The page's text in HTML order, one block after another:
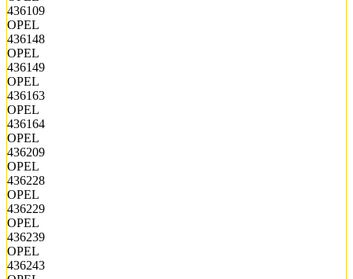
436109
OPEL
436148
OPEL
436149
OPEL
436163
OPEL
436164
OPEL
436209
OPEL
436228
OPEL
436229
OPEL
436239
OPEL
436243